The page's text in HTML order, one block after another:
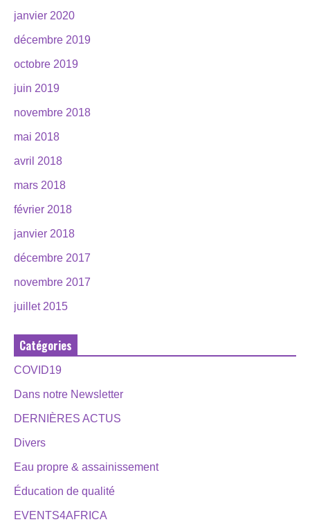
janvier 2020
décembre 2019
octobre 2019
juin 2019
novembre 2018
mai 2018
avril 2018
mars 2018
février 2018
janvier 2018
décembre 2017
novembre 2017
juillet 2015
Catégories
COVID19
Dans notre Newsletter
DERNIÈRES ACTUS
Divers
Eau propre & assainissement
Éducation de qualité
EVENTS4AFRICA